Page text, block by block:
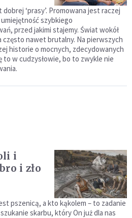
‘prasy’. Promowana jest raczej
szybkiego
przed jakimi stajemy. Świat wokół
często nawet brutalny. Na pierwszych
historie o mocnych, zdecydowanych
to w cudzysłowie, bo to zwykle nie
i
i zło
pszenicą, a kto kąkolem – to zadanie
skarbu, który On już dla nas